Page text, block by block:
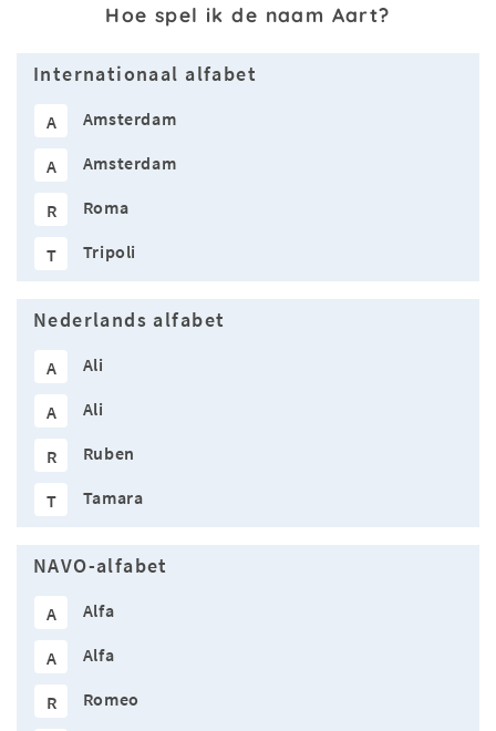
Hoe spel ik de naam Aart?
Internationaal alfabet
A Amsterdam
A Amsterdam
R Roma
T Tripoli
Nederlands alfabet
A Ali
A Ali
R Ruben
T Tamara
NAVO-alfabet
A Alfa
A Alfa
R Romeo